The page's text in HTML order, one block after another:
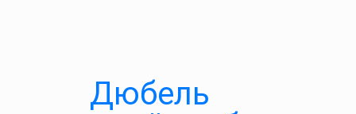
Дюбель